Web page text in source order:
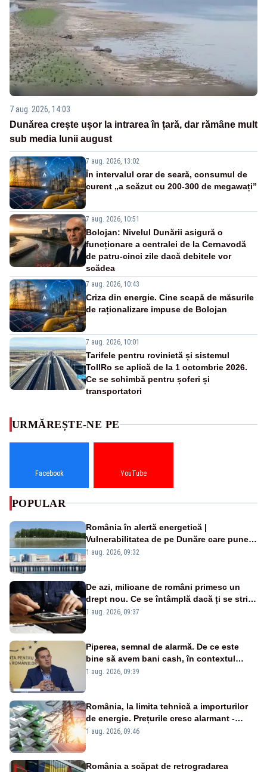
7 aug. 2026, 14:03
Dunărea crește ușor la intrarea în țară, dar rămâne mult
sub media lunii august
7 aug. 2026, 13:02
În intervalul orar de seară, consumul de
curent „a scăzut cu 200-300 de megawați”
7 aug. 2026, 10:51
Bolojan: Nivelul Dunării asigură o
funcționare a centralei de la Cernavodă
de patru-cinci zile dacă debitele vor
scădea
7 aug. 2026, 10:43
Criza din energie. Cine scapă de măsurile
de raționalizare impuse de Bolojan
7 aug. 2026, 10:01
Tarifele pentru rovinietă și sistemul
TollRo se aplică de la 1 octombrie 2026.
Ce se schimbă pentru șoferi și
transportatori
URMĂREȘTE-NE PE
Facebook YouTube
POPULAR
România în alertă energetică |
Vulnerabilitatea de pe Dunăre care pune
în pericol Centrala Cernavodă era
1 aug. 2026, 09:32
De azi, milioane de români primesc un
drept nou. Ce se întâmplă dacă ți se strică
un produs
1 aug. 2026, 09:37
Piperea, semnal de alarmă. De ce este
bine să avem bani cash, în contextul
alertei energetice?
1 aug. 2026, 09:39
România, la limita tehnică a importurilor
de energie. Prețurile cresc alarmant -
Analiză Realitatea Plus
1 aug. 2026, 09:46
România a scăpat de retrogradarea